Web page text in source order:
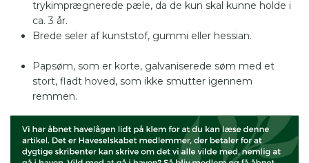
trykimprægnerede pæle, da de kun skal kunne holde i
ca. 3 år.
Brede seler af kunststof, gummi eller hessian.
Papsøm, som er korte, galvaniserede søm med et
stort, fladt hoved, som ikke smutter igennem
remmen.